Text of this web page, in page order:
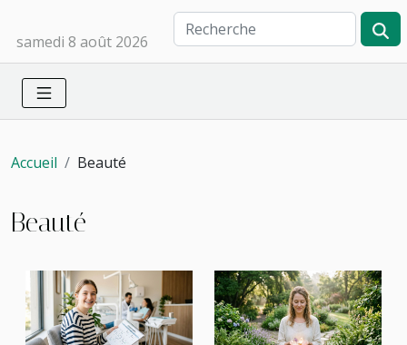
samedi 8 août 2026
Accueil Beauté
Beauté